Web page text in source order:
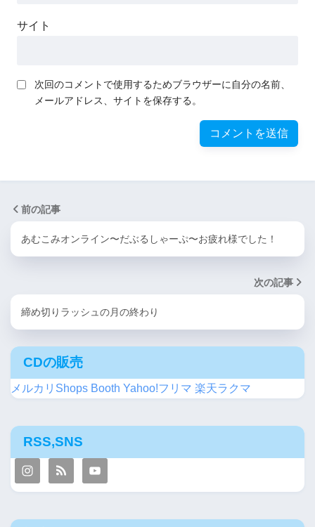
サイト
次回のコメントで使用するためブラウザーに自分の名前、
メールアドレス、サイトを保存する。
前の記事
あむこみオンライン〜だぶるしゃーぷ〜お疲れ様でした！
次の記事
締め切りラッシュの月の終わり
CDの販売
メルカリShops Booth Yahoo!フリマ 楽天ラクマ
RSS,SNS